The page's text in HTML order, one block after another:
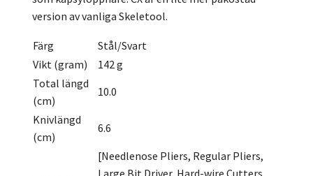
version av vanliga Skeletool.
Färg
Stål/Svart
Vikt (gram)
142 g
Total längd
(cm)
10.0
Knivlängd
(cm)
6.6
[Needlenose Pliers, Regular Pliers,